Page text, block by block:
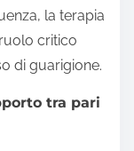
la terapia
critico
di guarigione.
tra pari